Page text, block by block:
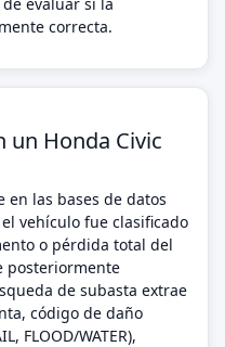
correcta.
un Honda Civic
en las bases de datos
vehículo fue clasificado
o pérdida total del
posteriormente
de subasta extrae
código de daño
FLOOD/WATER),